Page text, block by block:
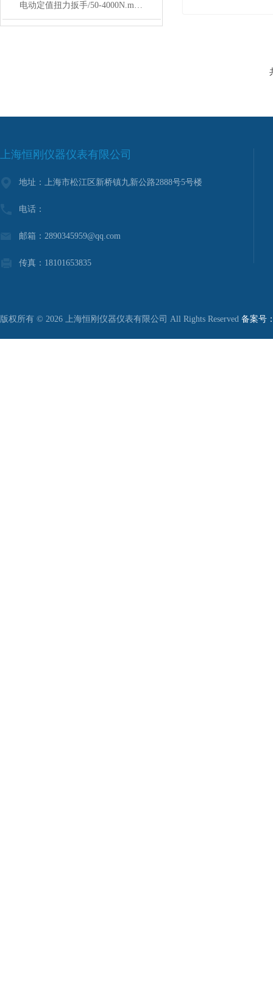
电动定值扭力扳手/50-4000N.m可调式电动定值扭力扳手价格
上海恒刚仪器仪表有限公司
地址：上海市松江区新桥镇九新公路2888号5号楼
电话：
邮箱：2890345959@qq.com
传真：18101653835
版权所有 © 2026 上海恒刚仪器仪表有限公司 All Rights Reserved 备案号